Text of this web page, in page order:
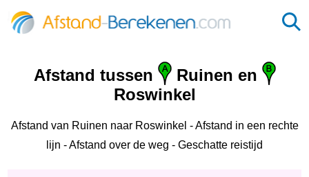
Afstand tussen
Ruinen en
Roswinkel
Afstand van Ruinen naar Roswinkel - Afstand in een rechte
lijn - Afstand over de weg - Geschatte reistijd